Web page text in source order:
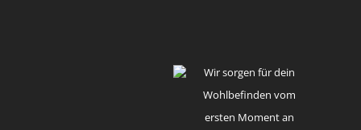
Wir sorgen für dein
Wohlbefinden vom
ersten Moment an